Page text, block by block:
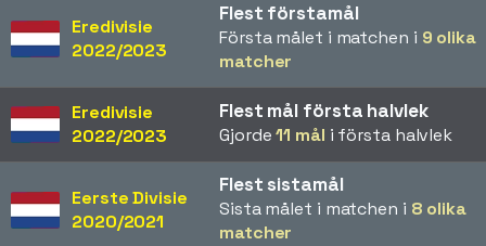
Eredivisie
2022/2023
Flest förstamål
Första målet i matchen i 9 olika
matcher
Eredivisie
2022/2023
Flest mål första halvlek
Gjorde11 mål i första halvlek
Eerste Divisie
2020/2021
Flest sistamål
Sista målet i matchen i 8 olika
matcher